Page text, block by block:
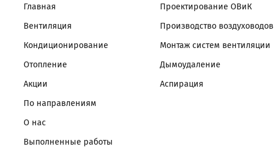
Главная
Вентиляция
Кондиционирование
Отопление
Акции
По направлениям
О нас
Выполненные работы
Проектирование ОВиК
Производство воздуховодов
Монтаж систем вентиляции
Дымоудаление
Аспирация